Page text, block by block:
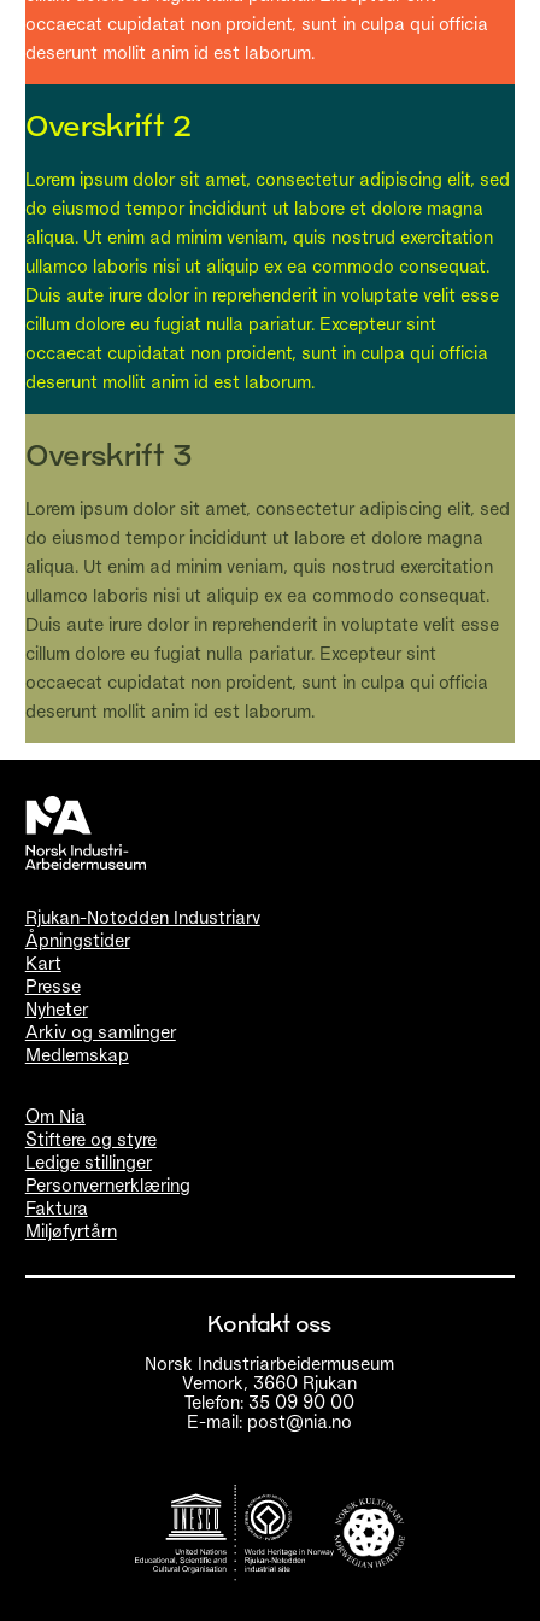
occaecat cupidatat non proident, sunt in culpa qui officia
deserunt mollit anim id est laborum.
Overskrift 2
Lorem ipsum dolor sit amet, consectetur adipiscing elit, sed
do eiusmod tempor incididunt ut labore et dolore magna
aliqua. Ut enim ad minim veniam, quis nostrud exercitation
ullamco laboris nisi ut aliquip ex ea commodo consequat.
Duis aute irure dolor in reprehenderit in voluptate velit esse
cillum dolore eu fugiat nulla pariatur. Excepteur sint
occaecat cupidatat non proident, sunt in culpa qui officia
deserunt mollit anim id est laborum.
Overskrift 3
Lorem ipsum dolor sit amet, consectetur adipiscing elit, sed
do eiusmod tempor incididunt ut labore et dolore magna
aliqua. Ut enim ad minim veniam, quis nostrud exercitation
ullamco laboris nisi ut aliquip ex ea commodo consequat.
Duis aute irure dolor in reprehenderit in voluptate velit esse
cillum dolore eu fugiat nulla pariatur. Excepteur sint
occaecat cupidatat non proident, sunt in culpa qui officia
deserunt mollit anim id est laborum.
Rjukan-Notodden Industriarv
Åpningstider
Kart
Presse
Nyheter
Arkiv og samlinger
Medlemskap
Om Nia
Stiftere og styre
Ledige stillinger
Personvernerklæring
Faktura
Miljøfyrtårn
Kontakt oss
Norsk Industriarbeidermuseum
Vemork, 3660 Rjukan
Telefon: 35 09 90 00
E-mail: post@nia.no